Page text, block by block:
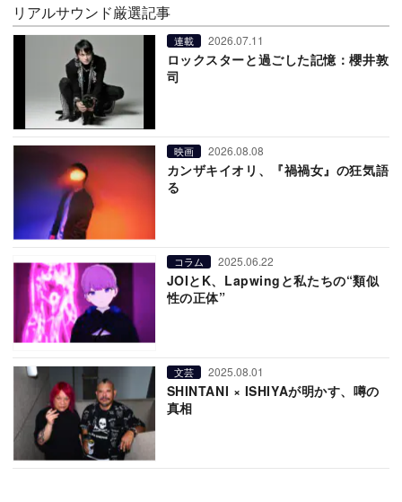
リアルサウンド厳選記事
連載 2026.07.11
ロックスターと過ごした記憶：櫻井敦
司
映画 2026.08.08
カンザキイオリ、『禍禍女』の狂気語
る
コラム 2025.06.22
JOIとK、Lapwingと私たちの“類似
性の正体”
文芸 2025.08.01
SHINTANI × ISHIYAが明かす、噂の
真相